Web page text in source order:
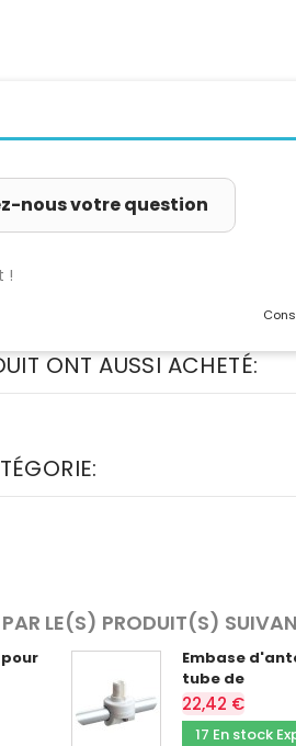
nous votre question
!
ONT AUSSI ACHETÉ:
PAR LE(S) PRODUIT(S)
Embase
tube de
22,42 €
17 En stock